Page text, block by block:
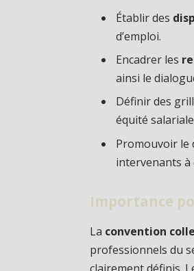
Établir des
d’emploi.
Encadrer les
ainsi le
Définir des
équité
Promouvoir le
intervenants à
Importance
La convention
professionnels du